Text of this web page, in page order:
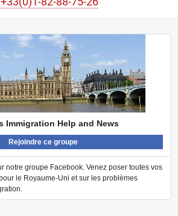
Immigration Help and News
Rejoindre ce groupe
notre groupe Facebook. Venez poser toutes vos
le Royaume-Uni et sur les problèmes